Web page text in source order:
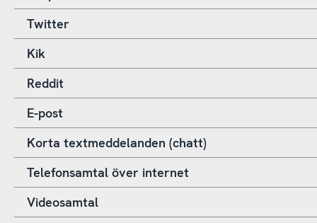
Twitter
Kik
Reddit
E-post
Korta textmeddelanden (chatt)
Telefonsamtal över internet
Videosamtal